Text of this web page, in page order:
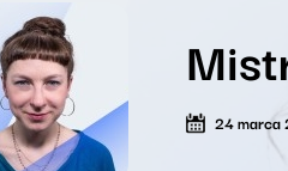
24 marca